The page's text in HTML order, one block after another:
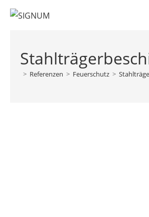
> Referenzen > Feuerschutz >